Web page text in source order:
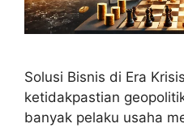
Solusi Bisnis di Era
ketidakpastian
banyak pelaku usaha